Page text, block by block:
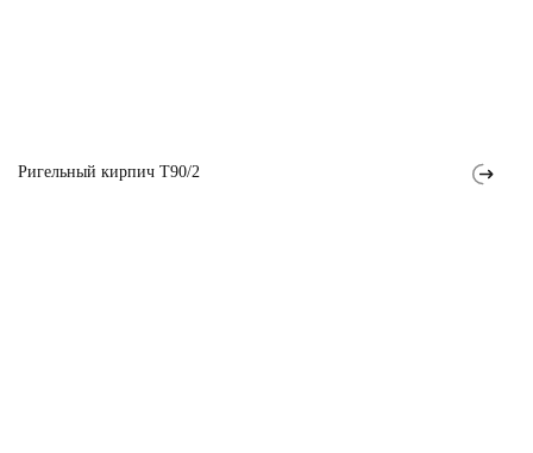
Ригельный кирпич T90/2